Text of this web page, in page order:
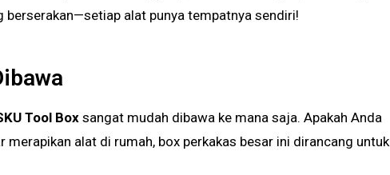
alat punya tempatnya sendiri!
Tool Box sangat mudah dibawa ke mana saja. Apakah Anda
alat di rumah, box perkakas besar ini dirancang untuk